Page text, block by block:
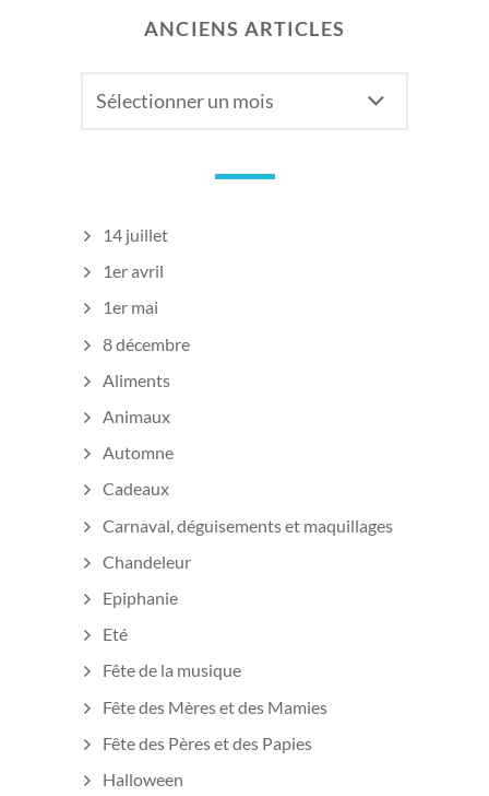
ANCIENS ARTICLES
14 juillet
1er avril
1er mai
8 décembre
Aliments
Animaux
Automne
Cadeaux
Carnaval, déguisements et maquillages
Chandeleur
Epiphanie
Eté
Fête de la musique
Fête des Mères et des Mamies
Fête des Pères et des Papies
Halloween